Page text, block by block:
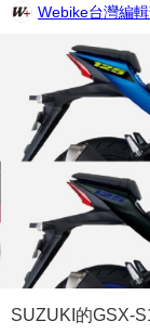
Webike台灣編
SUZUKI的GSX-